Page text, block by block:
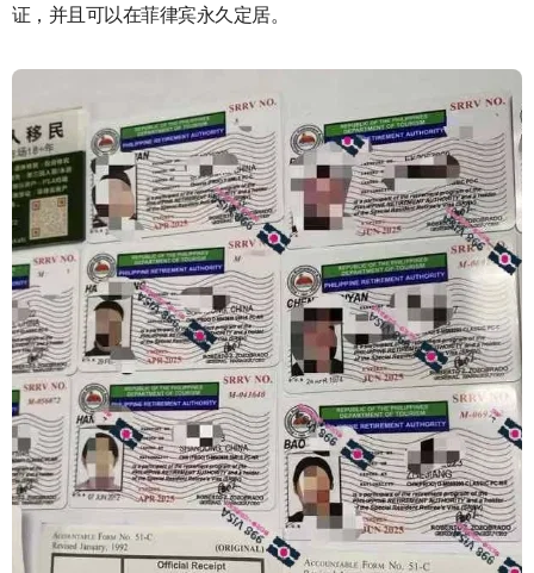
证，并且可以在菲律宾永久定居。